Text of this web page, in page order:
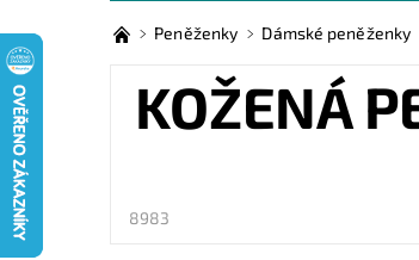
OBCHODNÍ PODMÍNKY
GDPR
Peněženky Dámské peněženky
KOŽENÁ
8983